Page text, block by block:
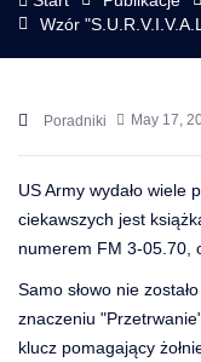
Wzór
Poradniki May 17,
US Army wydało wiele
ciekawszych jest
numerem FM 3-05.70,
Samo słowo nie
znaczeniu
klucz pomagający